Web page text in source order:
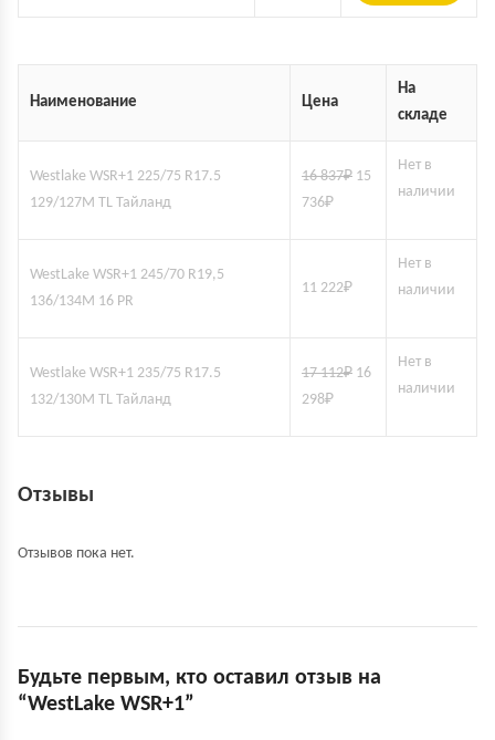
Наименование Цена
На
складе
Westlake WSR+1 225/75 R17.5
129/127M TL Тайланд
16 837₽ 15
736₽
Нет в
наличии
WestLake WSR+1 245/70 R19,5
136/134M 16 PR
11 222₽
Нет в
наличии
Westlake WSR+1 235/75 R17.5
132/130M TL Тайланд
17 112₽ 16
298₽
Нет в
наличии
Отзывы
Отзывов пока нет.
Будьте первым, кто оставил отзыв на
“WestLake WSR+1”